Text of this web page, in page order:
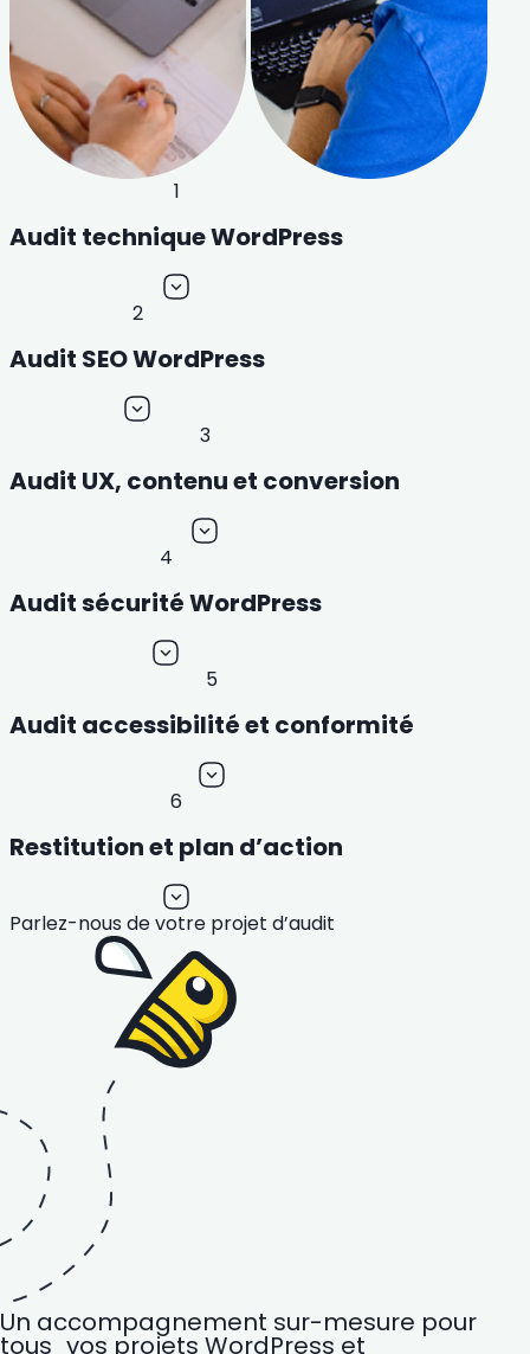
1
Audit technique WordPress
2
Audit SEO WordPress
3
Audit UX, contenu et conversion
4
Audit sécurité WordPress
5
Audit accessibilité et conformité
6
Restitution et plan d’action
Parlez-nous de votre projet d’audit
Un accompagnement sur-mesure pour
tous vos projets WordPress et